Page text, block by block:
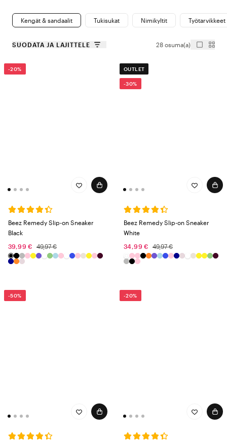
Kengät & sandaalit Tukisukat Nimikyltit Työtarvikkeet
SUODATA JA LAJITTELE 28 osuma(a)
-20%
Beez Remedy Slip-on Sneaker
Black
39,99 €
49,97 €
OUTLET
-30%
Beez Remedy Slip-on Sneaker
White
34,99 €
49,97 €
-50% -20%